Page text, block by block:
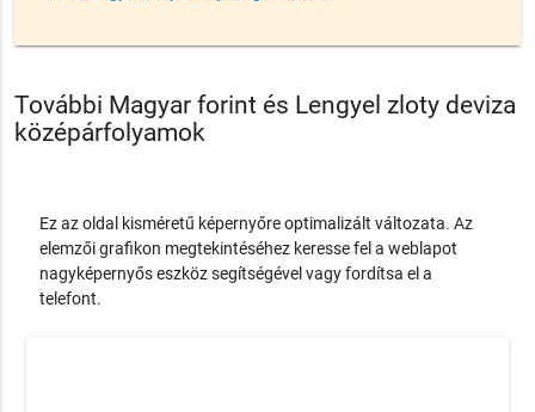
További Magyar forint és Lengyel zloty deviza
középárfolyamok
Ez az oldal kisméretű képernyőre optimalizált változata. Az
elemzői grafikon megtekintéséhez keresse fel a weblapot
nagyképernyős eszköz segítségével vagy fordítsa el a
telefont.